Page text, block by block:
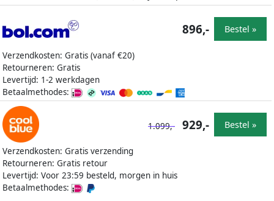
Verzendkosten: Gratis (vanaf €20)
Retourneren: Gratis
Levertijd: 1-2 werkdagen
Betaalmethodes:
896,- Bestel »
Verzendkosten: Gratis verzending
Retourneren: Gratis retour
Levertijd: Voor 23:59 besteld, morgen in huis
Betaalmethodes:
1.099,- 929,- Bestel »